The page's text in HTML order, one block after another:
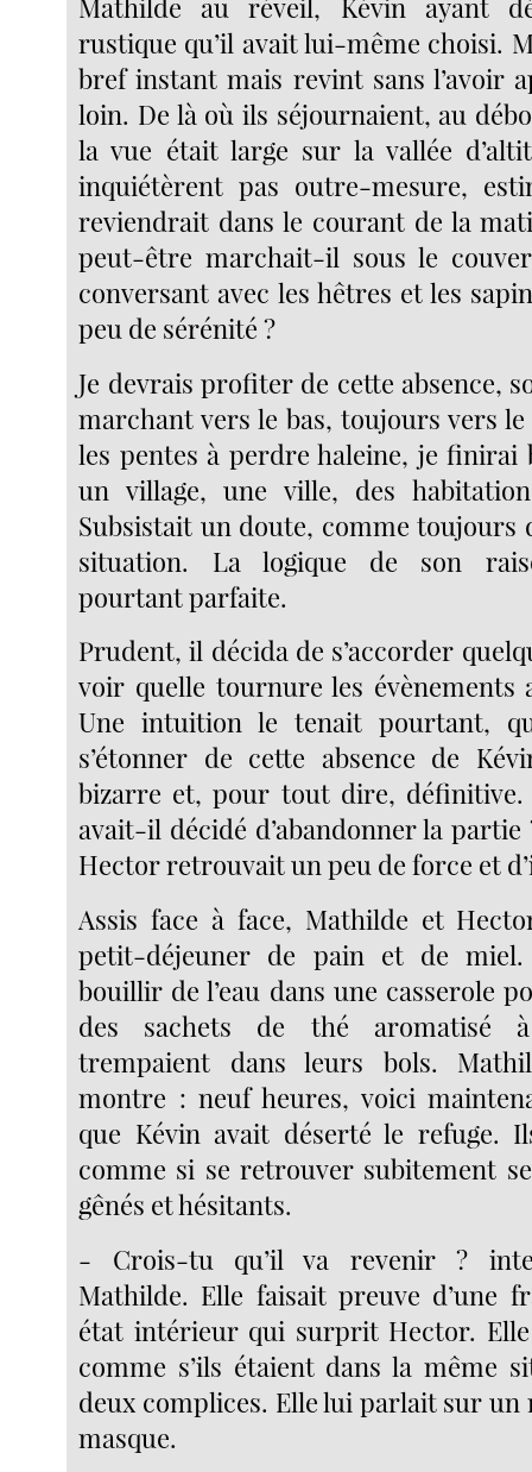
rustique qu’il avait lui-même choisi.
bref instant mais revint sans l’avoir
loin. De là où ils séjournaient, au
la vue était large sur la vallée
inquiétèrent pas outre-mesure,
reviendrait dans le courant de la
peut-être marchait-il sous le
conversant avec les hêtres et les
peu de sérénité ?
Je devrais profiter de cette absence,
marchant vers le bas, toujours vers
les pentes à perdre haleine, je
un village, une ville, des
Subsistait un doute, comme toujours
situation. La logique de son
pourtant parfaite.
Prudent, il décida de s’accorder
voir quelle tournure les évènements
Une intuition le tenait pourtant,
s’étonner de cette absence de
bizarre et, pour tout dire, définitive.
avait-il décidé d’abandonner la partie
Hector retrouvait un peu de force et
Assis face à face, Mathilde et
petit-déjeuner de pain et de
bouillir de l’eau dans une casserole
des sachets de thé aromatisé
trempaient dans leurs bols.
montre : neuf heures, voici
que Kévin avait déserté le refuge.
comme si se retrouver subitement
gênés et hésitants.
- Crois-tu qu’il va revenir ?
Mathilde. Elle faisait preuve d’une
état intérieur qui surprit Hector. Elle
comme s’ils étaient dans la même
deux complices. Elle lui parlait sur un
masque.